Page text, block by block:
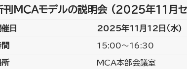
刊ＭＣＡモデルの説明会 (2025年11月
催日 2025年11月12日（水)
間 15:00～16:30
所 MCA本部会議室